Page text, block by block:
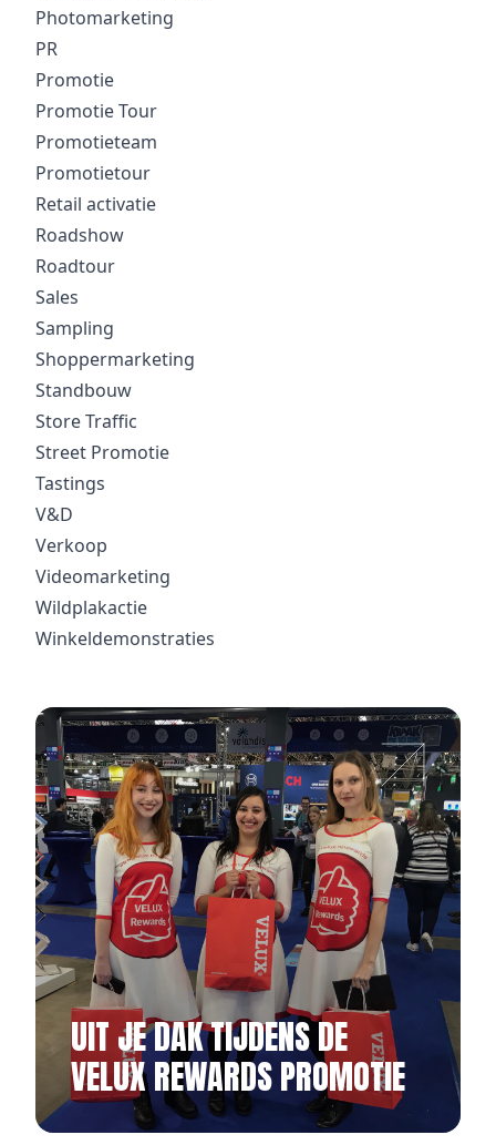
Photomarketing
PR
Promotie
Promotie Tour
Promotieteam
Promotietour
Retail activatie
Roadshow
Roadtour
Sales
Sampling
Shoppermarketing
Standbouw
Store Traffic
Street Promotie
Tastings
V&D
Verkoop
Videomarketing
Wildplakactie
Winkeldemonstraties
UIT JE DAK TIJDENS DE
VELUX REWARDS PROMOTIE